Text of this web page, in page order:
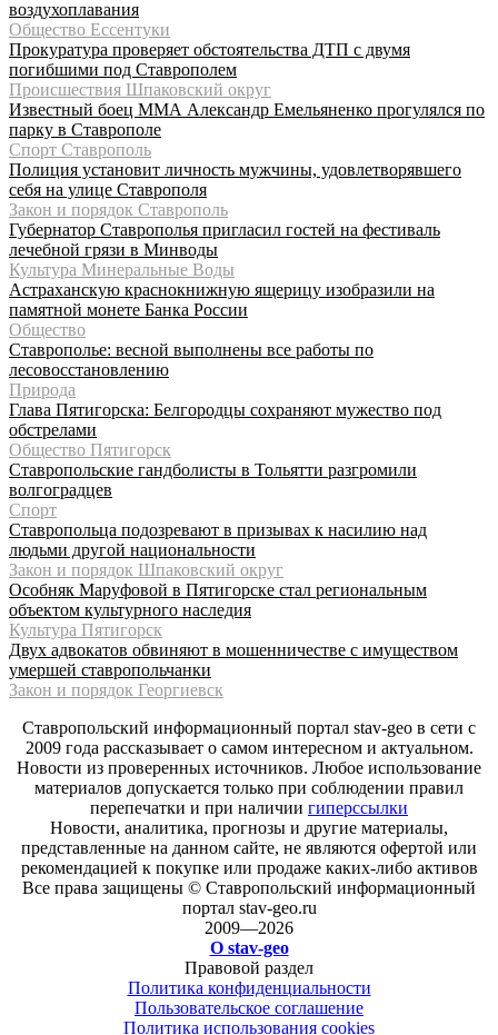
воздухоплавания
Общество Ессентуки
Прокуратура проверяет обстоятельства ДТП с двумя
погибшими под Ставрополем
Происшествия Шпаковский округ
Известный боец ММА Александр Емельяненко прогулялся по
парку в Ставрополе
Спорт Ставрополь
Полиция установит личность мужчины, удовлетворявшего
себя на улице Ставрополя
Закон и порядок Ставрополь
Губернатор Ставрополья пригласил гостей на фестиваль
лечебной грязи в Минводы
Культура Минеральные Воды
Астраханскую краснокнижную ящерицу изобразили на
памятной монете Банка России
Общество
Ставрополье: весной выполнены все работы по
лесовосстановлению
Природа
Глава Пятигорска: Белгородцы сохраняют мужество под
обстрелами
Общество Пятигорск
Ставропольские гандболисты в Тольятти разгромили
волгоградцев
Спорт
Ставропольца подозревают в призывах к насилию над
людьми другой национальности
Закон и порядок Шпаковский округ
Особняк Маруфовой в Пятигорске стал региональным
объектом культурного наследия
Культура Пятигорск
Двух адвокатов обвиняют в мошенничестве с имуществом
умершей ставропольчанки
Закон и порядок Георгиевск
Ставропольский информационный портал stav-geo в сети с
2009 года рассказывает о самом интересном и актуальном.
Новости из проверенных источников. Любое использование
материалов допускается только при соблюдении правил
перепечатки и при наличии гиперссылки
Новости, аналитика, прогнозы и другие материалы,
представленные на данном сайте, не являются офертой или
рекомендацией к покупке или продаже каких-либо активов
Все права защищены © Ставропольский информационный
портал stav-geo.ru
2009—2026
О stav-geo
Правовой раздел
Политика конфиденциальности
Пользовательское соглашение
Политика использования cookies